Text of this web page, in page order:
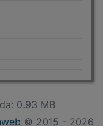
0.93 MB
© 2015 - 2026